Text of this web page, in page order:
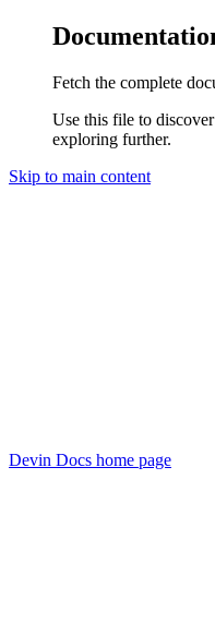
Fetch the complete
Use this file to
exploring further.
Skip to main content
Devin Docs home page